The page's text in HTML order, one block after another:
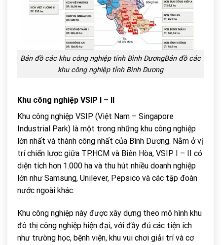
Bản đồ các khu công nghiệp tỉnh Bình DươngBản đồ các
khu công nghiệp tỉnh Bình Dương
Khu công nghiệp VSIP I – II
Khu công nghiệp VSIP (Việt Nam – Singapore
Industrial Park) là một trong những khu công nghiệp
lớn nhất và thành công nhất của Bình Dương. Nằm ở vị
trí chiến lược giữa TP.HCM và Biên Hòa, VSIP I – II có
diện tích hơn 1.000 ha và thu hút nhiều doanh nghiệp
lớn như Samsung, Unilever, Pepsico và các tập đoàn
nước ngoài khác.
Khu công nghiệp này được xây dựng theo mô hình khu
đô thị công nghiệp hiện đại, với đầy đủ các tiện ích
như trường học, bệnh viện, khu vui chơi giải trí và cơ